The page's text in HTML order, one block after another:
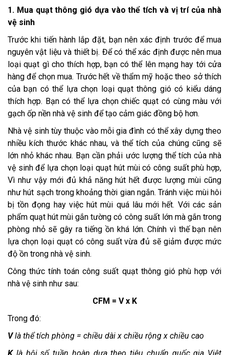
1. Mua quạt thông gió dựa vào thể tích và vị trí của nhà
vệ sinh
Trước khi tiến hành lắp đặt, bạn nên xác định trước để mua
nguyên vật liệu và thiết bị. Để có thể xác định được nên mua
loại quạt gì cho thích hợp, bạn có thể lên mạng hay tới cửa
hàng để chọn mua. Trước hết về thẩm mỹ hoặc theo sở thích
của bạn có thể lựa chọn loại quạt thông gió có kiểu dáng
thích hợp. Bạn có thể lựa chọn chiếc quạt có cùng màu với
gạch ốp nền nhà vệ sinh để tạo cảm giác đồng bộ hơn.
Nhà vệ sinh tùy thuộc vào mỗi gia đình có thể xây dựng theo
nhiều kích thước khác nhau, và thể tích của chúng cũng sẽ
lớn nhỏ khác nhau. Bạn cần phải ước lượng thể tích của nhà
vệ sinh để lựa chọn loại quạt hút mùi có công suất phù hợp,
Vì như vậy mới đủ khả năng hút hết được lượng mùi cũng
như hút sạch trong khoảng thời gian ngắn. Tránh việc mùi hôi
bị tồn đọng hay việc hút mùi quá lâu mới hết. Với các sản
phẩm quạt hút mùi gắn tường có công suất lớn mà gắn trong
phòng nhỏ sẽ gây ra tiếng ồn khá lớn. Chính vì thế bạn nên
lựa chọn loại quạt có công suất vừa đủ sẽ giảm được mức
độ ồn trong nhà vệ sinh.
Công thức tính toán công suất quạt thông gió phù hợp với
nhà vệ sinh như sau:
CFM = V x K
Trong đó:
Vlà thể tích phòng = chiều dài x chiều rộng x chiều cao